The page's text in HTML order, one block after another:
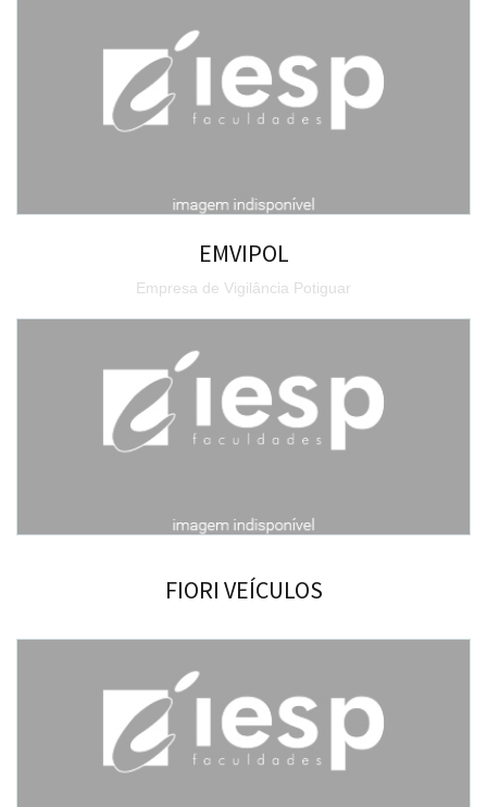
EMVIPOL
Empresa de Vigilância Potiguar
FIORI VEÍCULOS